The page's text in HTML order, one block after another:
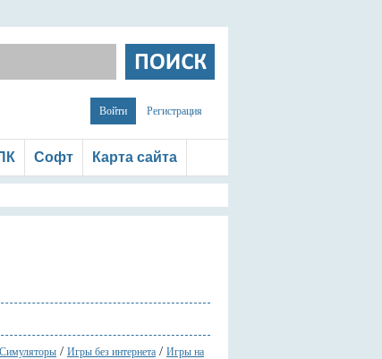
Войти Регистрация
Софт Карта сайта
Симуляторы / Игры без интернета / Игры на